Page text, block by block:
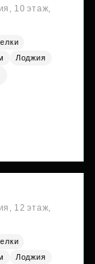
10 этаж,
Лоджия
12 этаж,
Лоджия